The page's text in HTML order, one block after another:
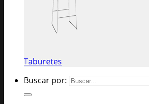
Taburetes
Buscar por: